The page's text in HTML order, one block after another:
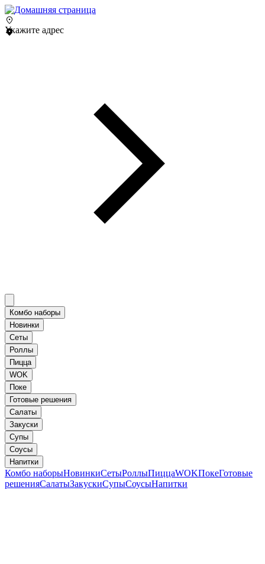
Укажите адрес
Комбо наборы
Новинки
Сеты
Роллы
Пицца
WOK
Поке
Готовые решения
Салаты
Закуски
Супы
Соусы
Напитки
Комбо наборыНовинкиСетыРоллыПиццаWOKПокеГотовые
решенияСалатыЗакускиСупыСоусыНапитки